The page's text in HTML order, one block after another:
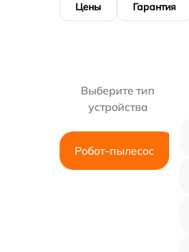
Цены Гарантия
Выберите тип
устройства
Робот-пылесос